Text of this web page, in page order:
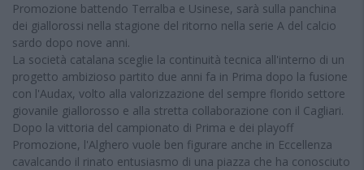
Promozione battendo Terralba e Usinese, sarà sulla panchina
dei giallorossi nella stagione del ritorno nella serie A del calcio
sardo dopo nove anni.
La società catalana sceglie la continuità tecnica all'interno di un
progetto ambizioso partito due anni fa in Prima dopo la fusione
con l'Audax, volto alla valorizzazione del sempre florido settore
giovanile giallorosso e alla stretta collaborazione con il Cagliari.
Dopo la vittoria del campionato di Prima e dei playoff
Promozione, l'Alghero vuole ben figurare anche in Eccellenza
cavalcando il rinato entusiasmo di una piazza che ha conosciuto